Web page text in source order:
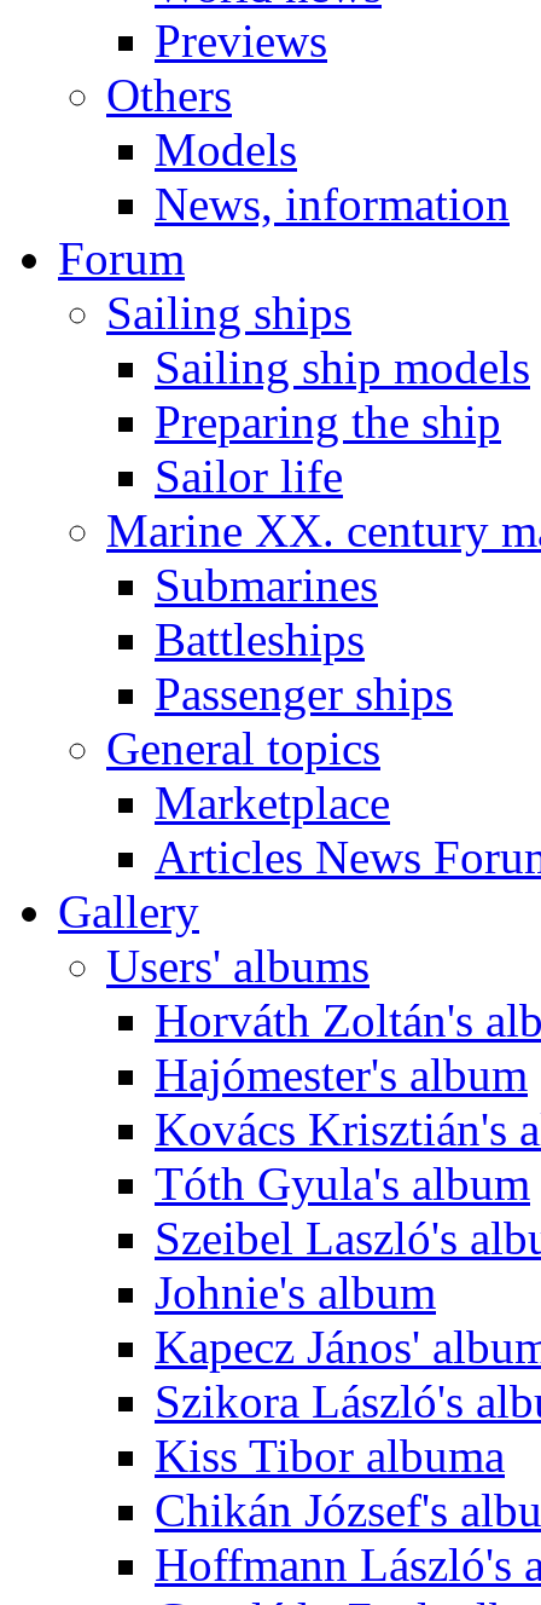
Previews
Others
Models
News, information
Forum
Sailing ships
Sailing ship models
Preparing the ship
Sailor life
Marine XX. century
Submarines
Battleships
Passenger ships
General topics
Marketplace
Articles News
Gallery
Users' albums
Horváth Zoltán's
Hajómester's album
Kovács Krisztián's
Tóth Gyula's album
Szeibel Laszló's
Johnie's album
Kapecz János'
Szikora László's
Kiss Tibor albuma
Chikán József's
Hoffmann László's